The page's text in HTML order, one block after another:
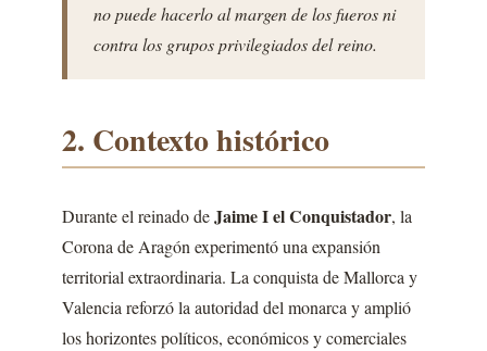
no puede hacerlo al margen de los fueros ni
contra los grupos privilegiados del reino.
2. Contexto histórico
Durante el reinado deJaime I el Conquistador, la
Corona de Aragón experimentó una expansión
territorial extraordinaria. La conquista de Mallorca y
Valencia reforzó la autoridad del monarca y amplió
los horizontes políticos, económicos y comerciales